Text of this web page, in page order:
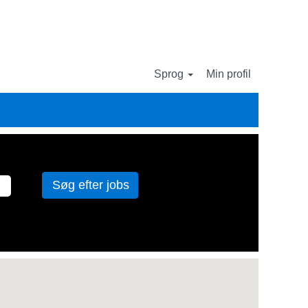
Sprog Min profil